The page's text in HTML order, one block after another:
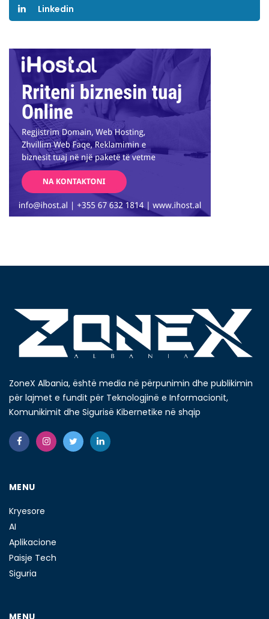
Linkedin
ZoneX Albania, është media në përpunimin dhe publikimin
për lajmet e fundit për Teknologjinë e Informacionit,
Komunikimit dhe Sigurisë Kibernetike në shqip
MENU
Kryesore
AI
Aplikacione
Paisje Tech
Siguria